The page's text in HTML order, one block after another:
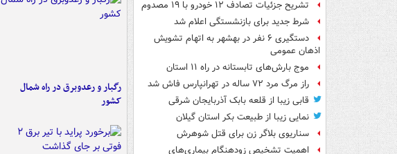
تشریح جزئیات تصادف ۱۲ خودرو با ۱۹ مصدوم
شرط جدید برای بازنشستگی اعلام شد
دستگیری ۶ نفر در بهشهر به اتهام تشویش
اذهان عمومی
موج بارش‌های تابستانه در راه ۱۱ استان
راز مرگ مرد ۷۲ ساله در تهرانپارس فاش شد
قابی زیبا از قلعه بابک آذربایجان شرقی
نمایی زیبا از طبیعت بکر استان گیلان
سناریوی بلاگر زن برای قتل شوهرش
اهمیت تشخیص زودهنگام بیماری‌های
رگبار و رعدوبرق در راه شمال
کشور